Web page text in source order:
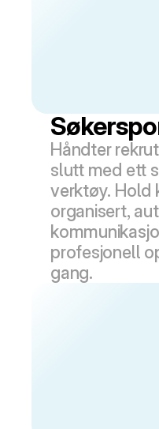
Håndter
slutt med ett
verktøy. Hold
organisert,
profesjonell
gang.